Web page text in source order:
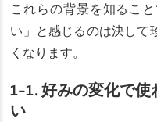
これらの背景を知るこ
い」と感じるのは決して
くなります。
1-1. 好みの変化で
い